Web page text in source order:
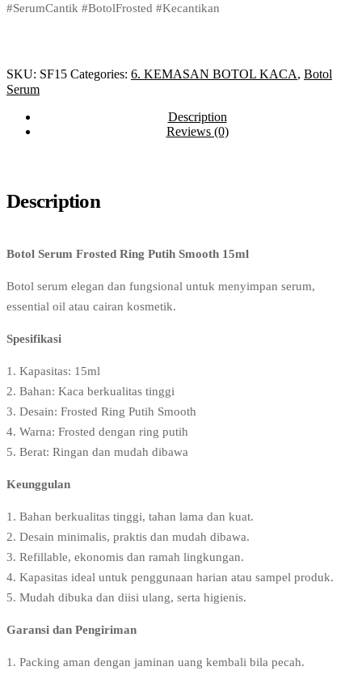
#SerumCantik #BotolFrosted #Kecantikan
SKU: SF15 Categories: 6. KEMASAN BOTOL KACA, Botol
Serum
Description
Reviews (0)
Description
Botol Serum Frosted Ring Putih Smooth 15ml
Botol serum elegan dan fungsional untuk menyimpan serum,
essential oil atau cairan kosmetik.
Spesifikasi
1. Kapasitas: 15ml
2. Bahan: Kaca berkualitas tinggi
3. Desain: Frosted Ring Putih Smooth
4. Warna: Frosted dengan ring putih
5. Berat: Ringan dan mudah dibawa
Keunggulan
1. Bahan berkualitas tinggi, tahan lama dan kuat.
2. Desain minimalis, praktis dan mudah dibawa.
3. Refillable, ekonomis dan ramah lingkungan.
4. Kapasitas ideal untuk penggunaan harian atau sampel produk.
5. Mudah dibuka dan diisi ulang, serta higienis.
Garansi dan Pengiriman
1. Packing aman dengan jaminan uang kembali bila pecah.